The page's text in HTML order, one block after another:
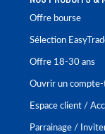
Offre bourse
Sélection
Offre 18-30 ans
Ouvrir un
Espace client /
Parrainage /